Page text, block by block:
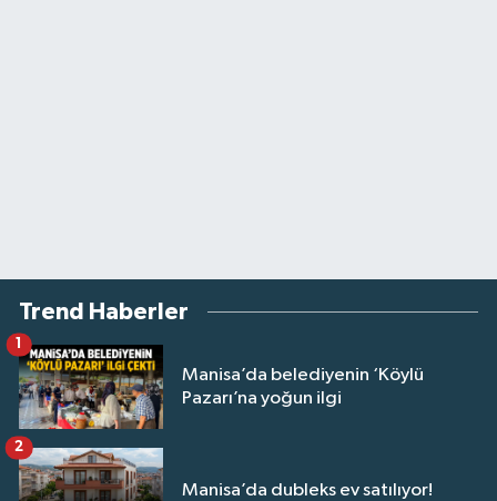
Trend Haberler
Manisa’da belediyenin ‘Köylü
Pazarı’na yoğun ilgi
Manisa’da dubleks ev satılıyor!
2